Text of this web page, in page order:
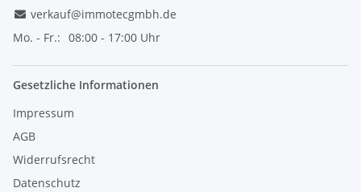
verkauf@immotecgmbh.de
Mo. - Fr.: 08:00 - 17:00 Uhr
Gesetzliche Informationen
Impressum
AGB
Widerrufsrecht
Datenschutz